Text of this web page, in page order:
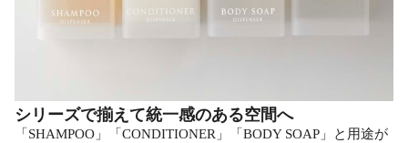
シリーズで揃えて統一感のある空間へ
「SHAMPOO」「CONDITIONER」「BODY SOAP」と用途が